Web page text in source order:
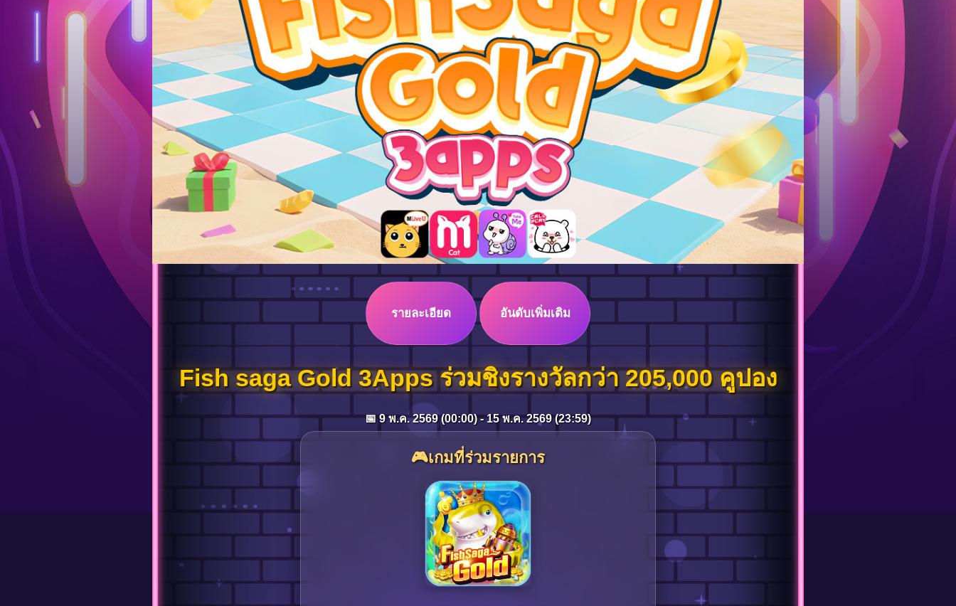
Top up
รายละเอียด อันดับเพิ่มเติม
Fish saga Gold 3Apps ร่วมชิงรางวัลกว่า 205,000 คูปอง
📅 9 พ.ค. 2569 (00:00) - 15 พ.ค. 2569 (23:59)
🎮เกมที่ร่วมรายการ